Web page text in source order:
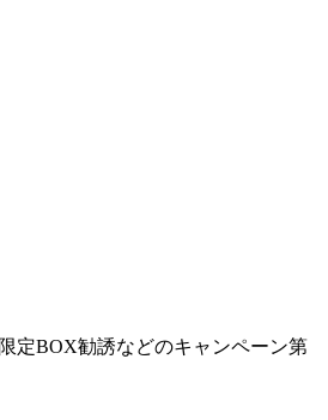
定BOX勧誘などのキャンペーン第